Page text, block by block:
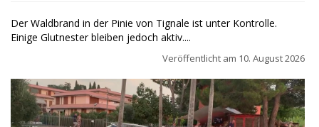
Der Waldbrand in der Pinie von Tignale ist unter Kontrolle.
Einige Glutnester bleiben jedoch aktiv....
Veröffentlicht am 10. August 2026